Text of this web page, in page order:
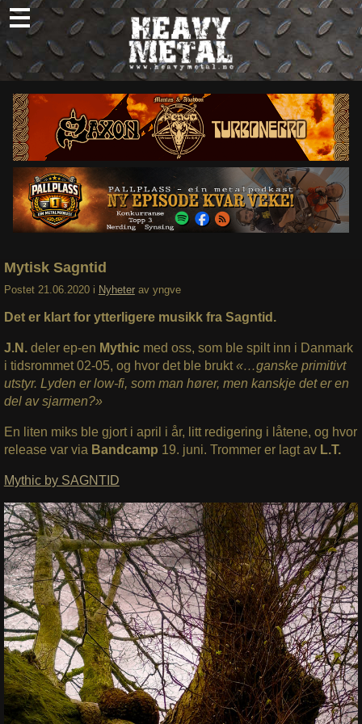
Skip
to
content
Nyheter
Omtaler
Intervjuer
Om oss
Abonner
Søk
Mytisk Sagntid
Postet 21.06.2020 i Nyheter av yngve
Det er klart for ytterligere musikk fra Sagntid.
J.N. deler ep-en Mythic med oss, som ble spilt inn i Danmark
i tidsrommet 02-05, og hvor det ble brukt«…ganske primitivt
utstyr. Lyden er low-fi, som man hører, men kanskje det er en
del av sjarmen?»
En liten miks ble gjort i april i år, litt redigering i låtene, og hvor
release var via Bandcamp 19. juni. Trommer er lagt av L.T.
Mythic by SAGNTID